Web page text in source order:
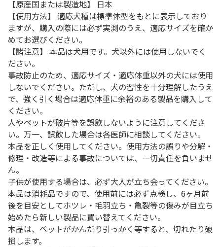
【原産国または製造地】 日本
【使用方法】 適応犬種は標準体型をもとに表示しており
ますが、購入の際には必ず実測のうえ、適応サイズを確か
めてお選びください。
【諸注意】 本品は犬用です。犬以外には使用しないでく
ださい。
事故防止のため、適応サイズ・適応体重以外の犬には使用
しないでください。ただし、犬の習性を十分理解したうえ
で、強く引く場合は適応体重に余裕のある製品を購入して
ください。
人やペットが破片等を誤飲しないように注意してくださ
い。万一、誤飲した場合は各医師に相談してください。
本品を正しく使用してください。使用方法の誤りや分解・
修理・改造等による事故については、一切責任を負いませ
ん。
子供が使用する場合は、必ず大人が立ち会ってください。
本品は消耗品ですので、使用前には必ず点検し、6ヶ月前
後を目安としてホツレ・毛羽立ち・亀裂等の傷みが目立ち
始めたら新しい製品に買い替えてください。
本品は、ペットがかんだり引っかく等すると、切れたり破
損します。